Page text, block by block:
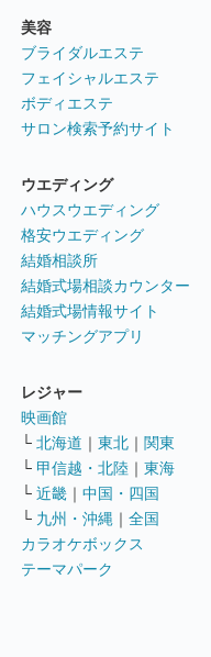
美容
ブライダルエステ
フェイシャルエステ
ボディエステ
サロン検索予約サイト
ウエディング
ハウスウエディング
格安ウエディング
結婚相談所
結婚式場相談カウンター
結婚式場情報サイト
マッチングアプリ
レジャー
映画館
└ 北海道 ｜ 東北 ｜ 関東
└ 甲信越・北陸 ｜ 東海
└ 近畿 ｜ 中国・四国
└ 九州・沖縄 ｜ 全国
カラオケボックス
テーマパーク